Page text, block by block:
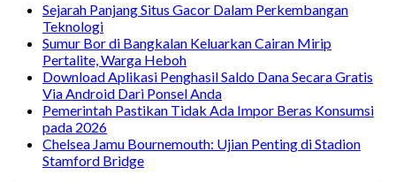
Sejarah Panjang Situs Gacor Dalam Perkembangan
Teknologi
Sumur Bor di Bangkalan Keluarkan Cairan Mirip
Pertalite, Warga Heboh
Download Aplikasi Penghasil Saldo Dana Secara Gratis
Via Android Dari Ponsel Anda
Pemerintah Pastikan Tidak Ada Impor Beras Konsumsi
pada 2026
Chelsea Jamu Bournemouth: Ujian Penting di Stadion
Stamford Bridge